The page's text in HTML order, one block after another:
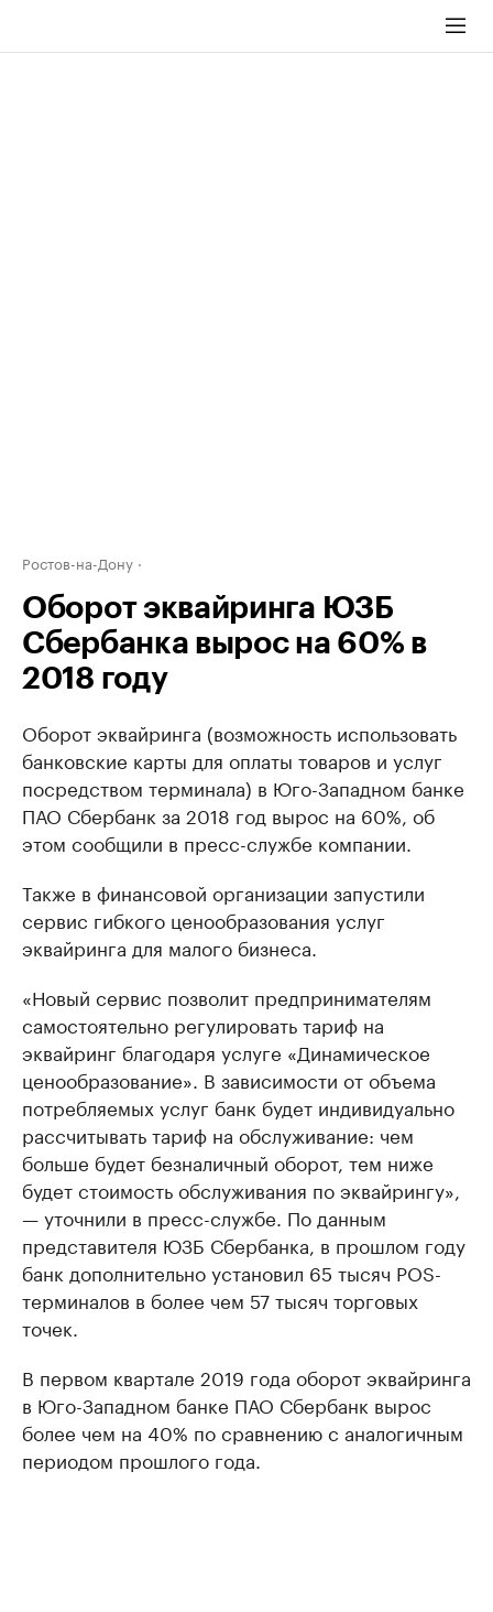
Ростов-на-Дону
Оборот эквайринга ЮЗБ
Сбербанка вырос на 60% в
2018 году
Оборот эквайринга (возможность использовать
банковские карты для оплаты товаров и услуг
посредством терминала) в Юго-Западном банке
ПАО Сбербанк за 2018 год вырос на 60%, об
этом сообщили в пресс-службе компании.
Также в финансовой организации запустили
сервис гибкого ценообразования услуг
эквайринга для малого бизнеса.
«Новый сервис позволит предпринимателям
самостоятельно регулировать тариф на
эквайринг благодаря услуге «Динамическое
ценообразование». В зависимости от объема
потребляемых услуг банк будет индивидуально
рассчитывать тариф на обслуживание: чем
больше будет безналичный оборот, тем ниже
будет стоимость обслуживания по эквайрингу»,
— уточнили в пресс-службе. По данным
представителя ЮЗБ Сбербанка, в прошлом году
банк дополнительно установил 65 тысяч POS-
терминалов в более чем 57 тысяч торговых
точек.
В первом квартале 2019 года оборот эквайринга
в Юго-Западном банке ПАО Сбербанк вырос
более чем на 40% по сравнению с аналогичным
периодом прошлого года.